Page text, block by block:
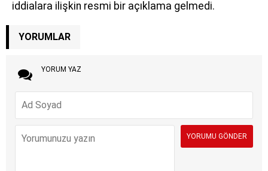
iddialara ilişkin resmi bir açıklama gelmedi.
YORUMLAR
YORUM YAZ